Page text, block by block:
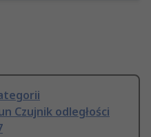
Czujnik odległości